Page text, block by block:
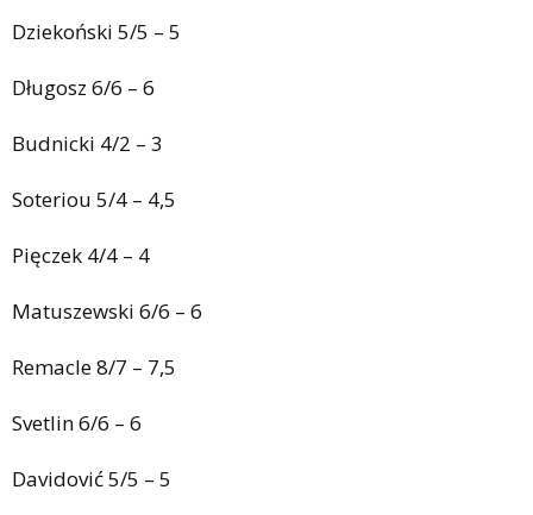
Dziekoński 5/5 – 5
Długosz 6/6 – 6
Budnicki 4/2 – 3
Soteriou 5/4 – 4,5
Pięczek 4/4 – 4
Matuszewski 6/6 – 6
Remacle 8/7 – 7,5
Svetlin 6/6 – 6
Davidović 5/5 – 5